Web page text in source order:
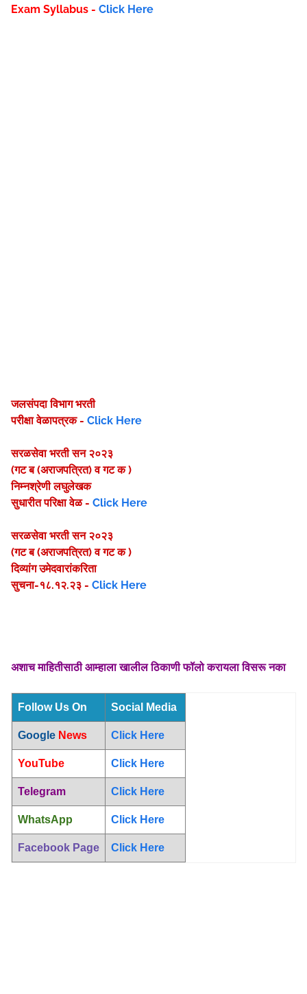
Exam Syllabus - Click Here
जलसंपदा विभाग भरती
परीक्षा वेळापत्रक - Click Here
सरळसेवा भरती सन २०२३
(गट ब (अराजपत्रित) व गट क )
निम्नश्रेणी लघुलेखक
सुधारीत परिक्षा वेळ - Click Here
सरळसेवा भरती सन २०२३
(गट ब (अराजपत्रित) व गट क )
दिव्यांग उमेदवारांकरिता
सुचना-१८.१२.२३ - Click Here
अशाच माहितीसाठी आम्हाला खालील ठिकाणी फॉलो करायला विसरू नका
Follow Us On Social Media
Google News Click Here
YouTube Click Here
Telegram Click Here
WhatsApp Click Here
Facebook Page Click Here